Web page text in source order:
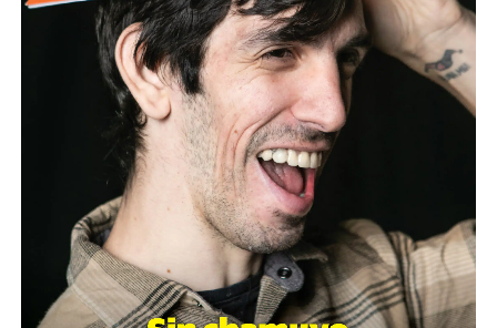
Cartucho como el que de dispararon a Pablo Grillo en la
manifestación del miércoles pasado.
El video fue presentado este lunes en la sede de ARGRA
(Asociación de Reporteros Gráficos de la Argentina)
junto al SiPreBa (Sindicato de Prensa de Buenos Aires).
Paralelamente, y según lo que estila el gobierno, la
ministra Bullrich presentó en la Casa Rosada una noticia